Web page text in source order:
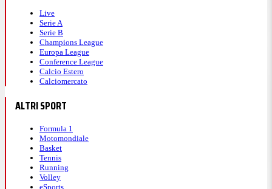
Live
Serie A
Serie B
Champions League
Europa League
Conference League
Calcio Estero
Calciomercato
ALTRI SPORT
Formula 1
Motomondiale
Basket
Tennis
Running
Volley
eSports